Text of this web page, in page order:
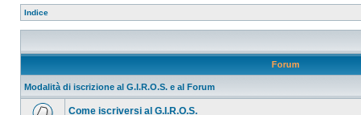
Indice
Forum
Modalità di iscrizione al G.I.R.O.S. e al Forum
Come iscriversi al G.I.R.O.S.